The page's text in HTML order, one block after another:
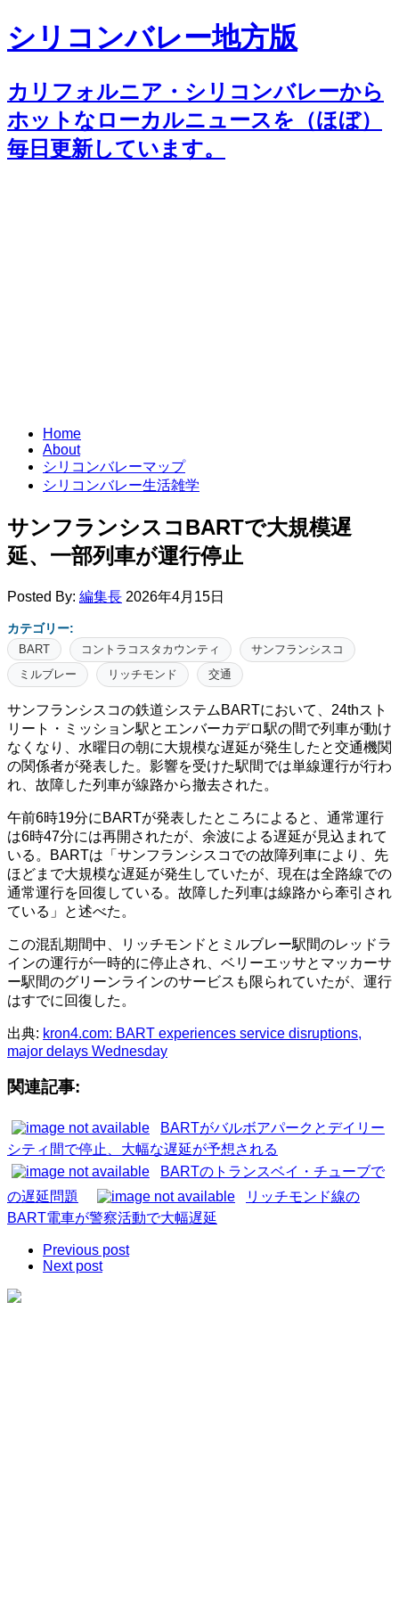
シリコンバレー地方版
カリフォルニア・シリコンバレーから
ホットなローカルニュースを（ほぼ）
毎日更新しています。
Home
About
シリコンバレーマップ
シリコンバレー生活雑学
サンフランシスコBARTで大規模遅
延、一部列車が運行停止
Posted By: 編集長 2026年4月15日
カテゴリー:
BART コントラコスタカウンティ
サンフランシスコ
ミルブレー
リッチモンド 交通
サンフランシスコの鉄道システムBARTにおいて、24thスト
リート・ミッション駅とエンバーカデロ駅の間で列車が動け
なくなり、水曜日の朝に大規模な遅延が発生したと交通機関
の関係者が発表した。影響を受けた駅間では単線運行が行わ
れ、故障した列車が線路から撤去された。
午前6時19分にBARTが発表したところによると、通常運行
は6時47分には再開されたが、余波による遅延が見込まれて
いる。BARTは「サンフランシスコでの故障列車により、先
ほどまで大規模な遅延が発生していたが、現在は全路線での
通常運行を回復している。故障した列車は線路から牽引され
ている」と述べた。
この混乱期間中、リッチモンドとミルブレー駅間のレッドラ
インの運行が一時的に停止され、ベリーエッサとマッカーサ
ー駅間のグリーンラインのサービスも限られていたが、運行
はすでに回復した。
出典: kron4.com: BART experiences service disruptions,
major delays Wednesday
関連記事:
BARTがバルボアパークとデイリー
シティ間で停止、大幅な遅延が予想される
BARTのトランスベイ・チューブで
の遅延問題
リッチモンド線の
BART電車が警察活動で大幅遅延
Previous post
Next post